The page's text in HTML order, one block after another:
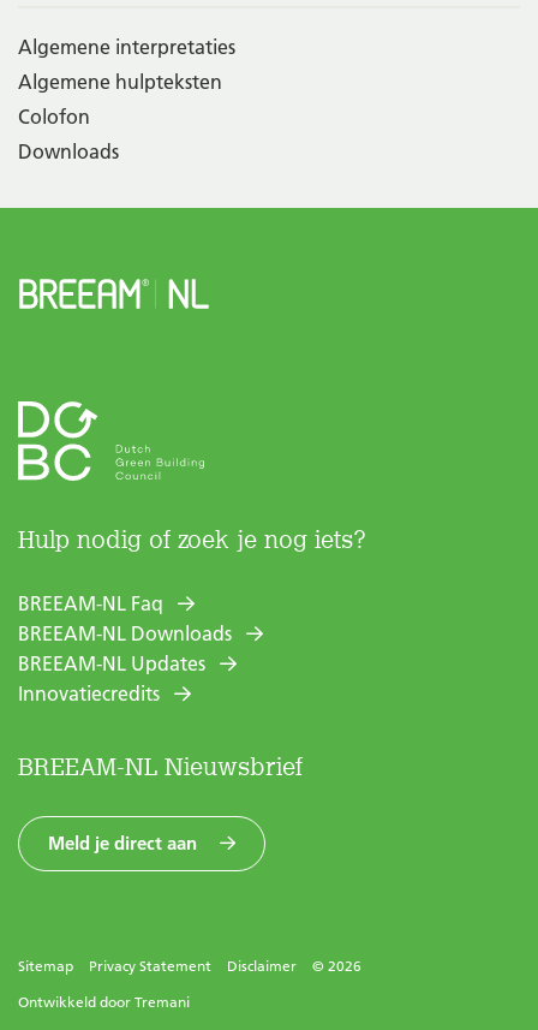
Algemene interpretaties
Algemene hulpteksten
Colofon
Downloads
Hulp nodig of zoek je nog iets?
BREEAM-NL Faq
BREEAM-NL Downloads
BREEAM-NL Updates
Innovatiecredits
BREEAM-NL Nieuwsbrief
Meld je direct aan
Sitemap Privacy Statement Disclaimer
© 2026
Ontwikkeld door Tremani